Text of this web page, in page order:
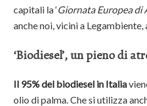
capitali la ‘Giornata Europea di
anche noi, vicini a
‘Biodiesel’, un pieno di
Il 95% del biodiesel in Italia
olio di palma. Che si utilizza